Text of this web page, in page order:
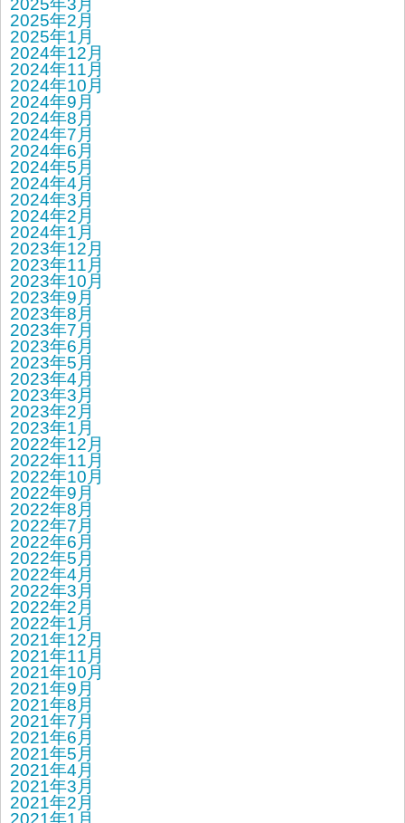
2025年3月
2025年2月
2025年1月
2024年12月
2024年11月
2024年10月
2024年9月
2024年8月
2024年7月
2024年6月
2024年5月
2024年4月
2024年3月
2024年2月
2024年1月
2023年12月
2023年11月
2023年10月
2023年9月
2023年8月
2023年7月
2023年6月
2023年5月
2023年4月
2023年3月
2023年2月
2023年1月
2022年12月
2022年11月
2022年10月
2022年9月
2022年8月
2022年7月
2022年6月
2022年5月
2022年4月
2022年3月
2022年2月
2022年1月
2021年12月
2021年11月
2021年10月
2021年9月
2021年8月
2021年7月
2021年6月
2021年5月
2021年4月
2021年3月
2021年2月
2021年1月